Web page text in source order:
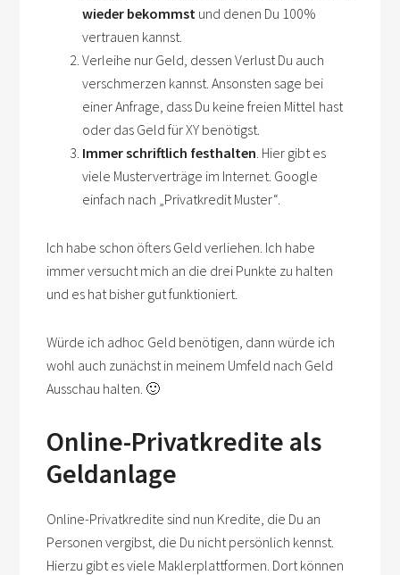
wieder bekommst und denen Du 100%
vertrauen kannst.
Verleihe nur Geld, dessen Verlust Du auch
verschmerzen kannst. Ansonsten sage bei
einer Anfrage, dass Du keine freien Mittel hast
oder das Geld für XY benötigst.
Immer schriftlich festhalten . Hier gibt es
viele Musterverträge im Internet. Google
einfach nach „Privatkredit Muster“.
Ich habe schon öfters Geld verliehen. Ich habe
immer versucht mich an die drei Punkte zu halten
und es hat bisher gut funktioniert.
Würde ich adhoc Geld benötigen, dann würde ich
wohl auch zunächst in meinem Umfeld nach Geld
Ausschau halten. 🙂
Online-Privatkredite als
Geldanlage
Online-Privatkredite sind nun Kredite, die Du an
Personen vergibst, die Du nicht persönlich kennst.
Hierzu gibt es viele Maklerplattformen. Dort können